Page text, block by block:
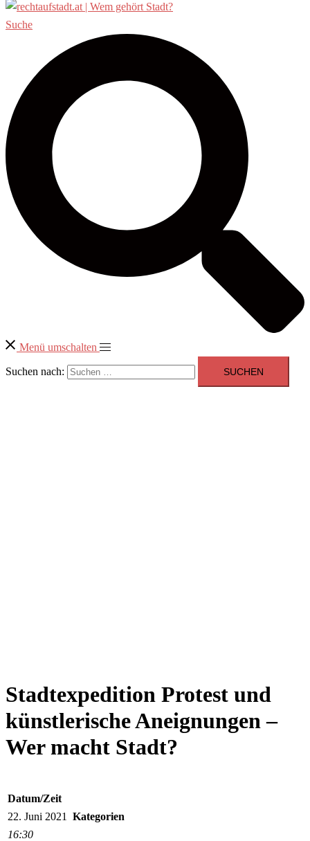
Suche
Menü umschalten
Suchen nach:
Stadtexpedition Protest und
künstlerische Aneignungen –
Wer macht Stadt?
Datum/Zeit
22. Juni 2021
16:30
Kategorien